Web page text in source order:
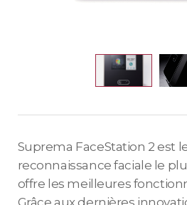
Suprema FaceStation 2 est
reconnaissance faciale le
offre les meilleures